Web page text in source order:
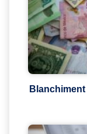
Blanchiment